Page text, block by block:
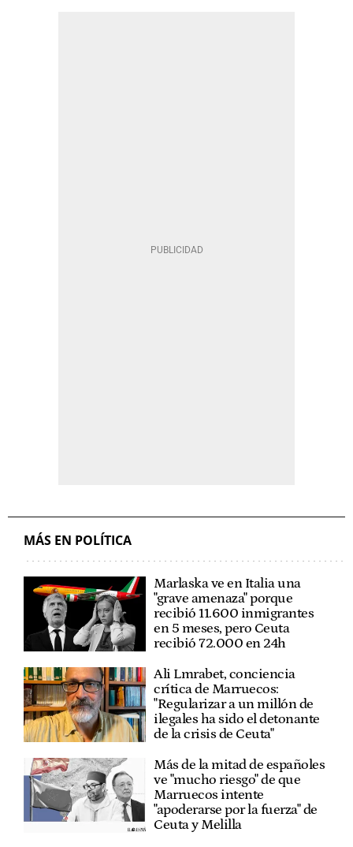
MÁS EN POLÍTICA
Marlaska ve en Italia una
"grave amenaza" porque
recibió 11.600 inmigrantes
en 5 meses, pero Ceuta
recibió 72.000 en 24h
Ali Lmrabet, conciencia
crítica de Marruecos:
"Regularizar a un millón de
ilegales ha sido el detonante
de la crisis de Ceuta"
Más de la mitad de españoles
ve "mucho riesgo" de que
Marruecos intente
"apoderarse por la fuerza" de
Ceuta y Melilla